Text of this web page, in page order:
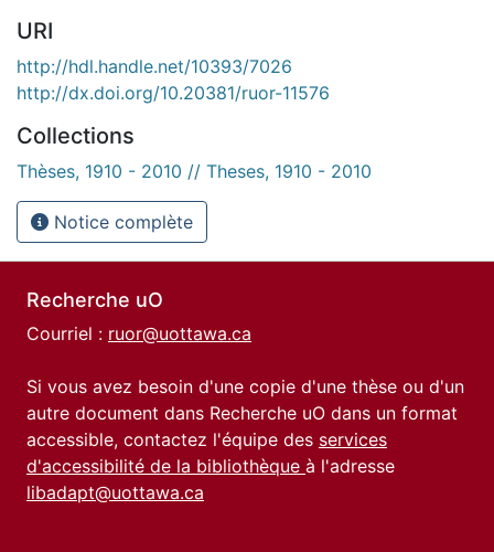
URI
http://hdl.handle.net/10393/7026
http://dx.doi.org/10.20381/ruor-11576
Collections
Thèses, 1910 - 2010 // Theses, 1910 - 2010
Notice complète
Recherche uO
Courriel : ruor@uottawa.ca
Si vous avez besoin d'une copie d'une thèse ou d'un
autre document dans Recherche uO dans un format
accessible, contactez l'équipe des services
d'accessibilité de la bibliothèque à l'adresse
libadapt@uottawa.ca